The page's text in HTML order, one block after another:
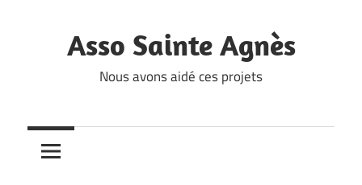
contentAsso Sainte Agnès
Nous avons aidé ces projets